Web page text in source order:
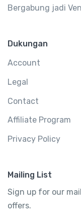
Bergabung jadi
Dukungan
Account
Legal
Contact
Affiliate Program
Privacy Policy
Mailing List
Sign up for our
offers.